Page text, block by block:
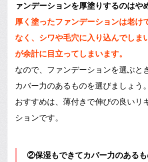
ァンデーションを厚塗りするのはや
厚く塗ったファンデーションは老け
なく、シワや毛穴に入り込んでしま
が余計に目立ってしまいます。
なので、ファンデーションを選ぶと
カバー力のあるものを選びましょう。
おすすめは、薄付きで伸びの良いリ
ションです。
②保湿もできてカバー力のある